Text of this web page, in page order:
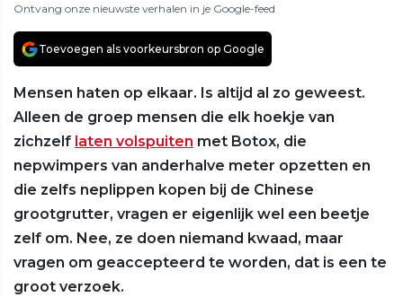
Ontvang onze nieuwste verhalen in je Google-feed
Toevoegen als voorkeursbron op Google
Mensen haten op elkaar. Is altijd al zo geweest.
Alleen de groep mensen die elk hoekje van
zichzelf laten volspuiten met Botox, die
nepwimpers van anderhalve meter opzetten en
die zelfs neplippen kopen bij de Chinese
grootgrutter, vragen er eigenlijk wel een beetje
zelf om. Nee, ze doen niemand kwaad, maar
vragen om geaccepteerd te worden, dat is een te
groot verzoek.